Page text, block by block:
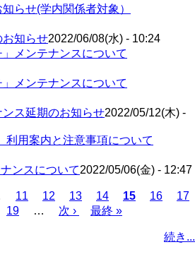
らせ(学内関係者対象）
お知らせ2022/06/08(水) - 10:24
」メンテナンスについて
」メンテナンスについて
ス延期のお知らせ2022/05/12(木) -
用案内と注意事項について
ンスについて2022/05/06(金) - 12:47
ペ
ー
11
ペ
ー
12
ペ
ー
13
ペ
ー
14
カ
15
ペ
16
ペ
17
ペ
19 …
次
次 ›
最
最終 »
続き...